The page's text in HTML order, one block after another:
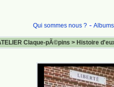
Qui sommes nous ?
Albums
Claque-pÃ©pins > Histoire